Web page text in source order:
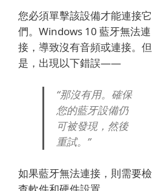
您必須單擊該設備才能連接它
們。 Windows 10 藍牙無法連
接，導致沒有音頻或連接。 但
是，出現以下錯誤——
“那沒有用。 確保
您的藍牙設備仍
可被發現，然後
重試。”
如果藍牙無法連接，則需要檢